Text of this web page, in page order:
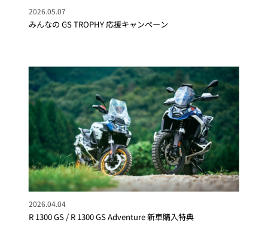
みんなの GS TROPHY 応援キャンペーン
2026.05.07
R 1300 GS / R 1300 GS Adventure 新車購入特典
2026.04.04